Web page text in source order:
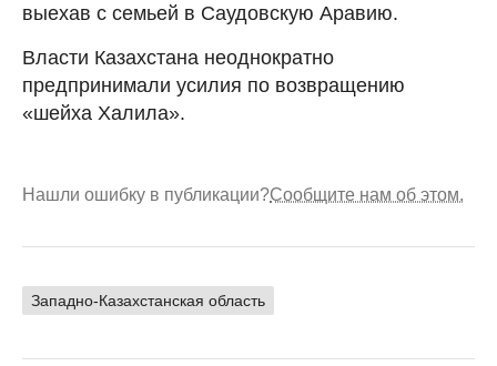
выехав с семьей в Саудовскую Аравию.
Власти Казахстана неоднократно
предпринимали усилия по возвращению
«шейха Халила».
Нашли ошибку в публикации?Сообщите нам об этом.
Западно-Казахстанская область